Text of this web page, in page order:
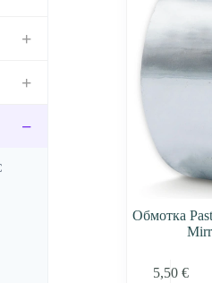
Обмотка
5,50 €